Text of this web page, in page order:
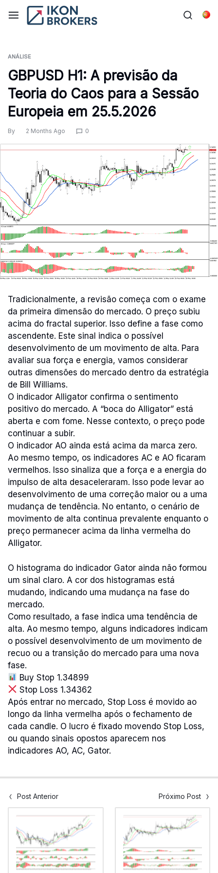
ANÁLISE
GBPUSD H1: A previsão da
Teoria do Caos para a Sessão
Europeia em 25.5.2026
By 2 Months Ago 0
Tradicionalmente, a revisão começa com o exame
da primeira dimensão do mercado. O preço subiu
acima do fractal superior. Isso define a fase como
ascendente. Este sinal indica o possível
desenvolvimento de um movimento de alta. Para
avaliar sua força e energia, vamos considerar
outras dimensões do mercado dentro da estratégia
de Bill Williams.
O indicador Alligator confirma o sentimento
positivo do mercado. A “boca do Alligator” está
aberta e com fome. Nesse contexto, o preço pode
continuar a subir.
O indicador AO ainda está acima da marca zero.
Ao mesmo tempo, os indicadores AC e AO ficaram
vermelhos. Isso sinaliza que a força e a energia do
impulso de alta desaceleraram. Isso pode levar ao
desenvolvimento de uma correção maior ou a uma
mudança de tendência. No entanto, o cenário de
movimento de alta continua prevalente enquanto o
preço permanecer acima da linha vermelha do
Alligator.
O histograma do indicador Gator ainda não formou
um sinal claro. A cor dos histogramas está
mudando, indicando uma mudança na fase do
mercado.
Como resultado, a fase indica uma tendência de
alta. Ao mesmo tempo, alguns indicadores indicam
o possível desenvolvimento de um movimento de
recuo ou a transição do mercado para uma nova
fase.
Buy Stop 1.34899
Stop Loss 1.34362
Após entrar no mercado, Stop Loss é movido ao
longo da linha vermelha após o fechamento de
cada candle. O lucro é fixado movendo Stop Loss,
ou quando sinais opostos aparecem nos
indicadores AO, AC, Gator.
Post Anterior Próximo Post